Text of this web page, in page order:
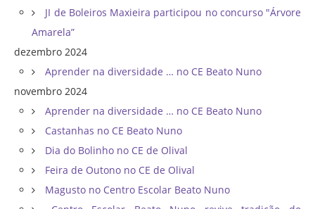
JI de Boleiros Maxieira participou no concurso "Árvore
Amarela”
dezembro 2024
Aprender na diversidade … no CE Beato Nuno
novembro 2024
Aprender na diversidade … no CE Beato Nuno
Castanhas no CE Beato Nuno
Dia do Bolinho no CE de Olival
Feira de Outono no CE de Olival
Magusto no Centro Escolar Beato Nuno